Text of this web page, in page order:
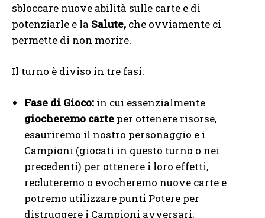
sbloccare nuove abilità sulle carte e di
potenziarle e la Salute, che ovviamente ci
permette di non morire.
Il turno è diviso in tre fasi:
Fase di Gioco: in cui essenzialmente
giocheremo carte per ottenere risorse,
esauriremo il nostro personaggio e i
Campioni (giocati in questo turno o nei
precedenti) per ottenere i loro effetti,
recluteremo o evocheremo nuove carte e
potremo utilizzare punti Potere per
distruggere i Campioni avversari;